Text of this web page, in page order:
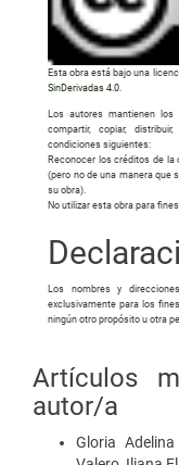
Esta obra está bajo una
SinDerivadas 4.0
Los autores mantienen
compartir, copiar,
condiciones siguientes:
Reconocer los créditos de la
(pero no de una manera que
su obra).
No utilizar esta obra para
Los nombres y
exclusivamente para los
ningún otro propósito u otra
Artículos
autor/a
Gloria